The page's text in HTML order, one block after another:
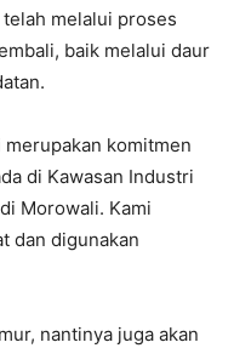
melalui proses
baik melalui daur
komitmen
di Kawasan Industri
Morowali. Kami
dan digunakan
nantinya juga akan